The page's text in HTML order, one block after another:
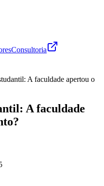
Consultoria
A faculdade apertou o
A faculdade